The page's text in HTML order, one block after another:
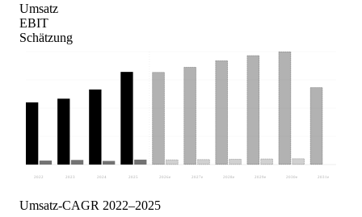
Umsatz
EBIT
Schätzung
2022 2023 2024 2025 2026e 2027 e 2028 e 2029 e 2030e 2031 e
Umsatz-CAGR 2022–2025